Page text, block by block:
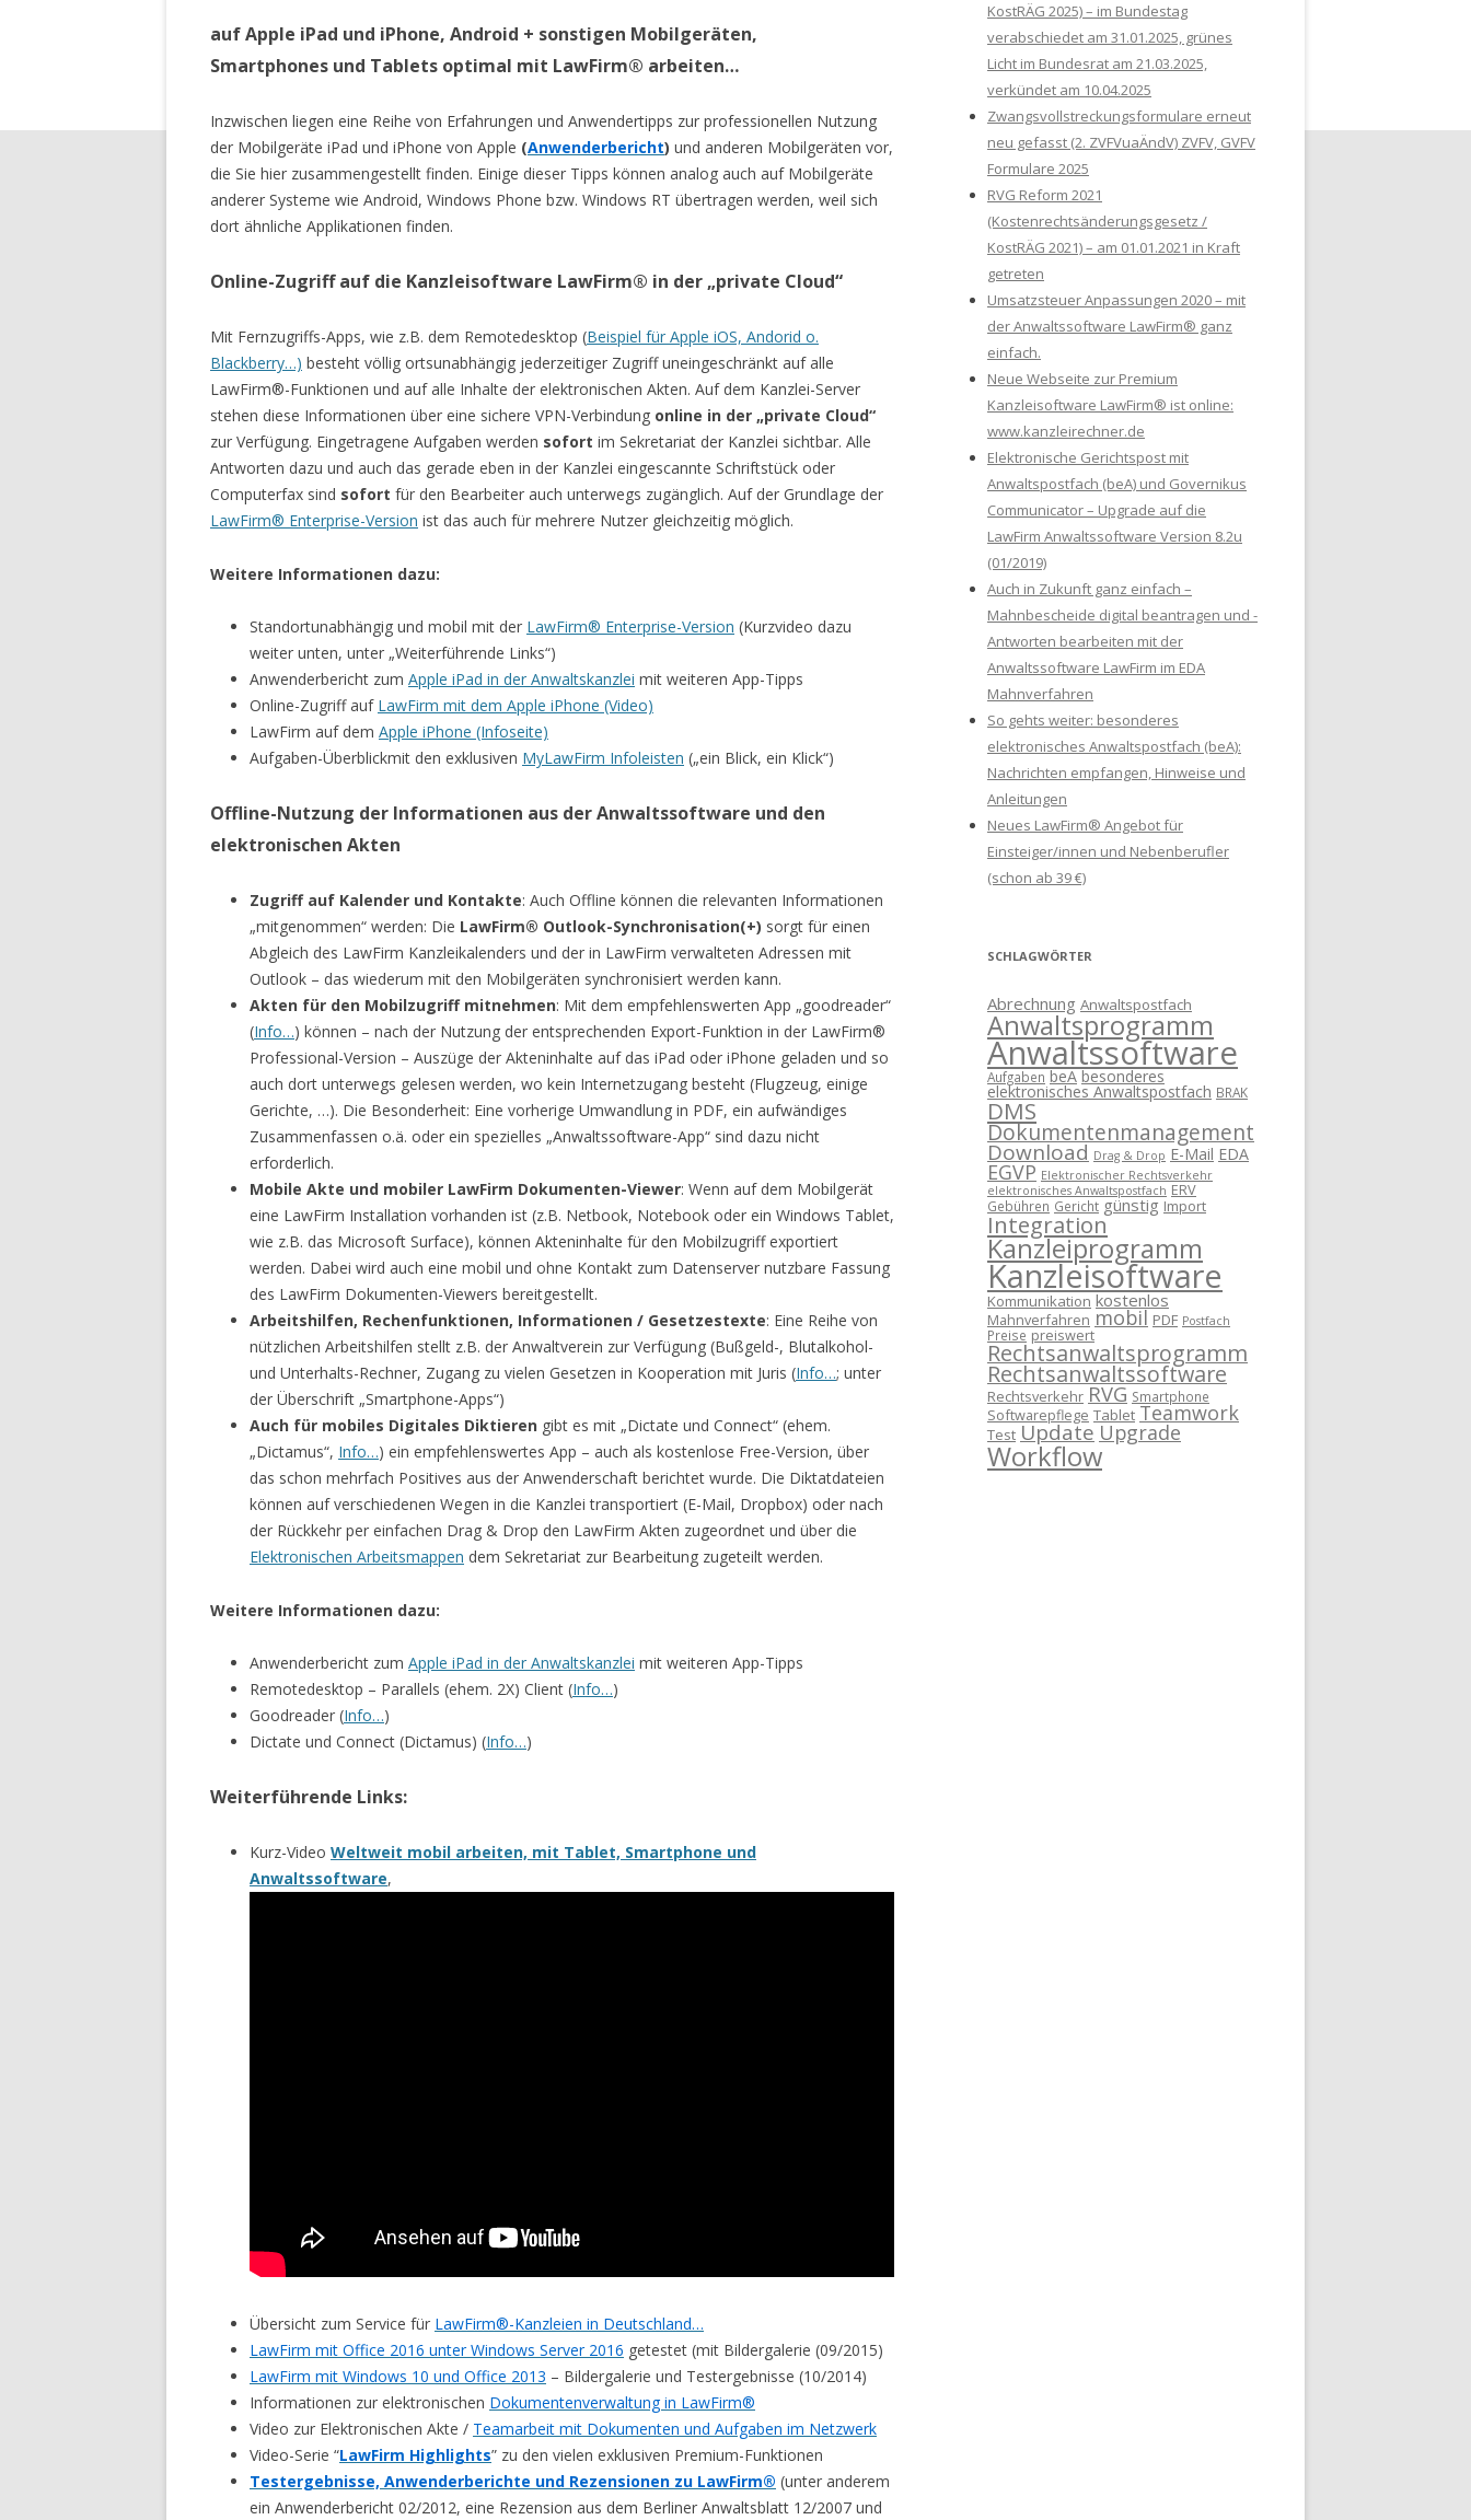
auf Apple iPad und iPhone, Android + sonstigen Mobilgeräten,
Smartphones und Tablets optimal mit LawFirm® arbeiten…
Inzwischen liegen eine Reihe von Erfahrungen und Anwendertipps zur professionellen Nutzung
der Mobilgeräte iPad und iPhone von Apple (Anwenderbericht) und anderen Mobilgeräten vor,
die Sie hier zusammengestellt finden. Einige dieser Tipps können analog auch auf Mobilgeräte
anderer Systeme wie Android, Windows Phone bzw. Windows RT übertragen werden, weil sich
dort ähnliche Applikationen finden.
Online-Zugriff auf die Kanzleisoftware LawFirm® in der „private Cloud“
Mit Fernzugriffs-Apps, wie z.B. dem Remotedesktop (Beispiel für Apple iOS, Andorid o.
Blackberry…) besteht völlig ortsunabhängig jederzeitiger Zugriff uneingeschränkt auf alle
LawFirm®-Funktionen und auf alle Inhalte der elektronischen Akten. Auf dem Kanzlei-Server
stehen diese Informationen über eine sichere VPN-Verbindung online in der „private Cloud“
zur Verfügung. Eingetragene Aufgaben werden sofort im Sekretariat der Kanzlei sichtbar. Alle
Antworten dazu und auch das gerade eben in der Kanzlei eingescannte Schriftstück oder
Computerfax sind sofort für den Bearbeiter auch unterwegs zugänglich. Auf der Grundlage der
LawFirm® Enterprise-Version ist das auch für mehrere Nutzer gleichzeitig möglich.
Weitere Informationen dazu:
Standortunabhängig und mobil mit der LawFirm® Enterprise-Version (Kurzvideo dazu
weiter unten, unter „Weiterführende Links“)
Anwenderbericht zum Apple iPad in der Anwaltskanzlei mit weiteren App-Tipps
Online-Zugriff auf LawFirm mit dem Apple iPhone (Video)
LawFirm auf dem Apple iPhone (Infoseite)
Aufgaben-Überblickmit den exklusiven MyLawFirm Infoleisten („ein Blick, ein Klick“)
Offline-Nutzung der Informationen aus der Anwaltssoftware und den
elektronischen Akten
Zugriff auf Kalender und Kontakte: Auch Offline können die relevanten Informationen
„mitgenommen“ werden: Die LawFirm® Outlook-Synchronisation(+) sorgt für einen
Abgleich des LawFirm Kanzleikalenders und der in LawFirm verwalteten Adressen mit
Outlook – das wiederum mit den Mobilgeräten synchronisiert werden kann.
Akten für den Mobilzugriff mitnehmen: Mit dem empfehlenswerten App „goodreader“
(Info…) können – nach der Nutzung der entsprechenden Export-Funktion in der LawFirm®
Professional-Version – Auszüge der Akteninhalte auf das iPad oder iPhone geladen und so
auch dort unterwegs gelesen werden, wo kein Internetzugang besteht (Flugzeug, einige
Gerichte, …). Die Besonderheit: Eine vorherige Umwandlung in PDF, ein aufwändiges
Zusammenfassen o.ä. oder ein spezielles „Anwaltssoftware-App“ sind dazu nicht
erforderlich.
Mobile Akte und mobiler LawFirm Dokumenten-Viewer: Wenn auf dem Mobilgerät
eine LawFirm Installation vorhanden ist (z.B. Netbook, Notebook oder ein Windows Tablet,
wie z.B. das Microsoft Surface), können Akteninhalte für den Mobilzugriff exportiert
werden. Dabei wird auch eine mobil und ohne Kontakt zum Datenserver nutzbare Fassung
des LawFirm Dokumenten-Viewers bereitgestellt.
Arbeitshilfen, Rechenfunktionen, Informationen / Gesetzestexte: Eine Reihe von
nützlichen Arbeitshilfen stellt z.B. der Anwaltverein zur Verfügung (Bußgeld-, Blutalkohol-
und Unterhalts-Rechner, Zugang zu vielen Gesetzen in Kooperation mit Juris (Info…; unter
der Überschrift „Smartphone-Apps“)
Auch für mobiles Digitales Diktieren gibt es mit „Dictate und Connect“ (ehem.
„Dictamus“, Info…) ein empfehlenswertes App – auch als kostenlose Free-Version, über
das schon mehrfach Positives aus der Anwenderschaft berichtet wurde. Die Diktatdateien
können auf verschiedenen Wegen in die Kanzlei transportiert (E-Mail, Dropbox) oder nach
der Rückkehr per einfachen Drag & Drop den LawFirm Akten zugeordnet und über die
Elektronischen Arbeitsmappen dem Sekretariat zur Bearbeitung zugeteilt werden.
Weitere Informationen dazu:
Anwenderbericht zum Apple iPad in der Anwaltskanzlei mit weiteren App-Tipps
Remotedesktop – Parallels (ehem. 2X) Client (Info…)
Goodreader (Info…)
Dictate und Connect (Dictamus) (Info…)
Weiterführende Links:
Kurz-Video Weltweit mobil arbeiten, mit Tablet, Smartphone und
Anwaltssoftware,
Übersicht zum Service für LawFirm®-Kanzleien in Deutschland…
LawFirm mit Office 2016 unter Windows Server 2016 getestet (mit Bildergalerie (09/2015)
LawFirm mit Windows 10 und Office 2013 – Bildergalerie und Testergebnisse (10/2014)
Informationen zur elektronischen Dokumentenverwaltung in LawFirm®
Video zur Elektronischen Akte / Teamarbeit mit Dokumenten und Aufgaben im Netzwerk
Video-Serie “LawFirm Highlights” zu den vielen exklusiven Premium-Funktionen
Testergebnisse, Anwenderberichte und Rezensionen zu LawFirm® (unter anderem
ein Anwenderbericht 02/2012, eine Rezension aus dem Berliner Anwaltsblatt 12/2007 und
KostRÄG 2025) – im Bundestag
verabschiedet am 31.01.2025, grünes
Licht im Bundesrat am 21.03.2025,
verkündet am 10.04.2025
Zwangsvollstreckungsformulare erneut
neu gefasst (2. ZVFVuaÄndV) ZVFV, GVFV
Formulare 2025
RVG Reform 2021
(Kostenrechtsänderungsgesetz /
KostRÄG 2021) – am 01.01.2021 in Kraft
getreten
Umsatzsteuer Anpassungen 2020 – mit
der Anwaltssoftware LawFirm® ganz
einfach.
Neue Webseite zur Premium
Kanzleisoftware LawFirm® ist online:
www.kanzleirechner.de
Elektronische Gerichtspost mit
Anwaltspostfach (beA) und Governikus
Communicator – Upgrade auf die
LawFirm Anwaltssoftware Version 8.2u
(01/2019)
Auch in Zukunft ganz einfach –
Mahnbescheide digital beantragen und -
Antworten bearbeiten mit der
Anwaltssoftware LawFirm im EDA
Mahnverfahren
So gehts weiter: besonderes
elektronisches Anwaltspostfach (beA):
Nachrichten empfangen, Hinweise und
Anleitungen
Neues LawFirm® Angebot für
Einsteiger/innen und Nebenberufler
(schon ab 39 €)
SCHLAGWÖRTER
Abrechnung Anwaltspostfach
Anwaltsprogramm
Anwaltssoftware
Aufgaben beA besonderes
elektronisches Anwaltspostfach BRAK
DMS
Dokumentenmanagement
Download Drag & Drop E-Mail EDA
EGVP Elektronischer Rechtsverkehr
elektronisches Anwaltspostfach ERV
Gebühren Gericht günstig Import
Integration
Kanzleiprogramm
Kanzleisoftware
Kommunikation kostenlos
Mahnverfahren mobil PDF Postfach
Preise preiswert
Rechtsanwaltsprogramm
Rechtsanwaltssoftware
Rechtsverkehr RVG Smartphone
Softwarepflege Tablet Teamwork
Test Update Upgrade
Workflow